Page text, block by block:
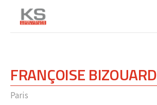
FRANÇOISE BIZOUARD
Paris